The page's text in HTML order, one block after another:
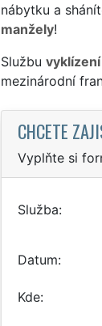
nábytku a
manžely!
Službu
mezinárodní
CHCETE
Vyplňte si
Služba
Datum
Kde